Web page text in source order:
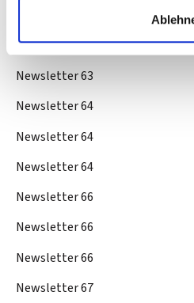
Newsletter 63
Newsletter 63
Newsletter 64
Newsletter 64
Newsletter 64
Newsletter 66
Newsletter 66
Newsletter 66
Newsletter 67